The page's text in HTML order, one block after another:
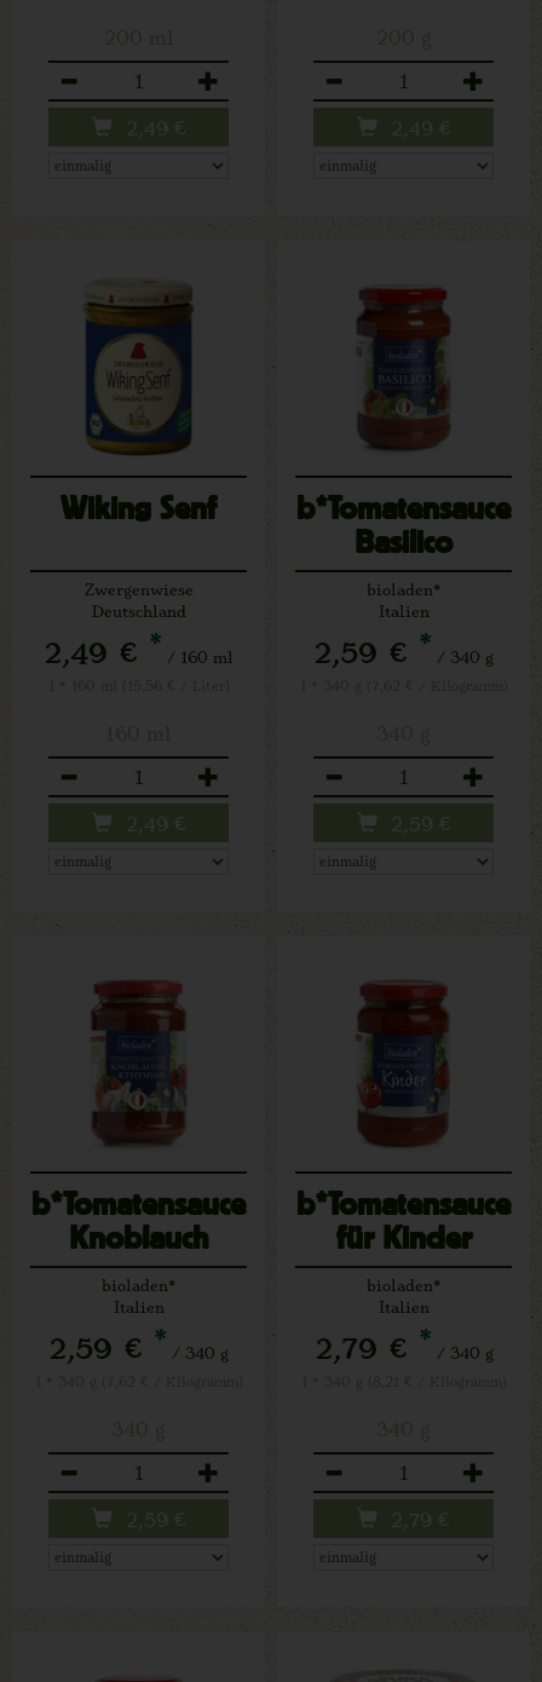
2,49 € 2,49 €
Wiking Senf
Zwergenwiese
Deutschland
2,49 € * / 160 ml
2,49 €
b*Tomatensauce
Basilico
bioladen*
Italien
2,59 € * / 340 g
2,59 €
b*Tomatensauce
Knoblauch
Thymian
bioladen*
Italien
2,59 € * / 340 g
2,59 €
b*Tomatensauce
für Kinder
bioladen*
Italien
2,79 € * / 340 g
2,79 €